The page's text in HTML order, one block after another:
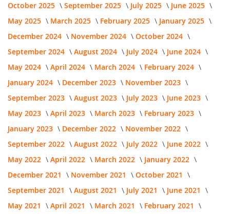
October 2025
September 2025 July 2025
June 2025
May 2025
March 2025 February 2025
January 2025
December 2024
November 2024
October 2024
September 2024
August 2024 July 2024
June 2024
May 2024
April 2024 March 2024
February 2024
January 2024
December 2023
November 2023
September 2023
August 2023 July 2023
June 2023
May 2023
April 2023 March 2023
February 2023
January 2023
December 2022
November 2022
September 2022
August 2022 July 2022
June 2022
May 2022
April 2022 March 2022
January 2022
December 2021
November 2021
October 2021
September 2021
August 2021 July 2021
June 2021
May 2021
April 2021 March 2021
February 2021